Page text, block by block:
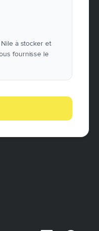
à stocker et
fournisse le